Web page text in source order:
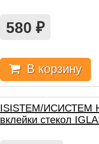
580 ₽
В корзину
ISISTEM/ИСИСТЕМ
вклейки стекол